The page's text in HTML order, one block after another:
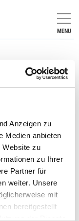
Anzeigen zu
Medien anbieten
Website zu
zu Ihrer
Partner für
weiter. Unsere
mit
bereitgestellt
MENU